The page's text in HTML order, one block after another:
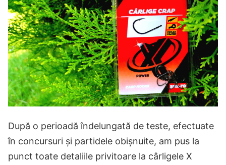
După o perioadă îndelungată de teste, efectuate
în concursuri și partidele obișnuite, am pus la
punct toate detaliile privitoare la cârligele X